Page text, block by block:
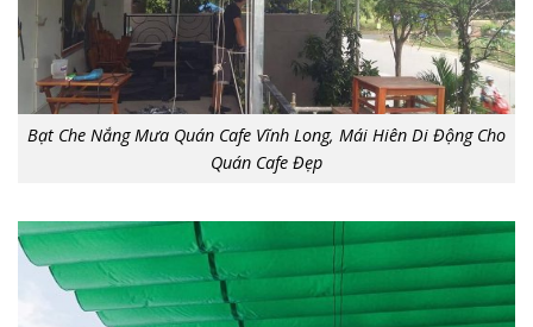
Bạt Che Nắng Mưa Quán Cafe Vĩnh Long, Mái Hiên Di Động Cho
Quán Cafe Đẹp